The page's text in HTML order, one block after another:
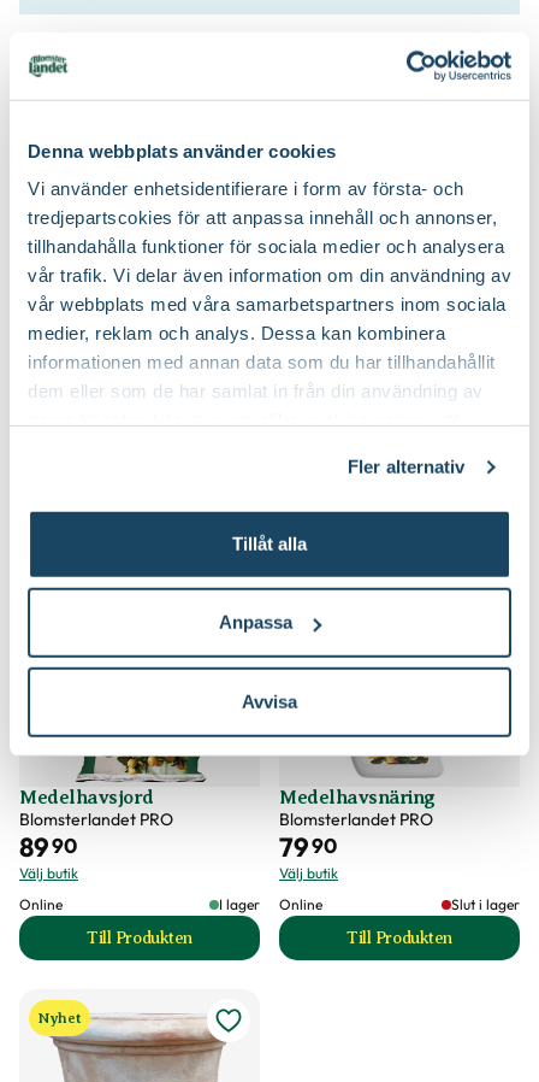
Denna webbplats använder cookies
Vi använder enhetsidentifierare i form av första- och
tredjepartscokies för att anpassa innehåll och annonser,
tillhandahålla funktioner för sociala medier och analysera
vår trafik. Vi delar även information om din användning av
vår webbplats med våra samarbetspartners inom sociala
medier, reklam och analys. Dessa kan kombinera
informationen med annan data som du har tillhandahållit
dem eller som de har samlat in från din användning av
Fler alternativ
Tillåt alla
Anpassa
Avvisa
Köp till för ett lyckat resultat
Växa of Sweden, rund
199:-
Välj butik
Hasselfors Citrusjord
Hasselfors Garden
99:-
Välj butik
I lager
2 för 160:-
Medelhavsjord
Blomsterlandet PRO
8990
Välj butik
Online
I lager
Till Produkten
till Medelhavsjord produktsida
2 för 130:-
Medelhavsnäring
Blomsterlandet PRO
7990
Välj butik
Online
Slut i lager
Till Produkten
till
Nyhet